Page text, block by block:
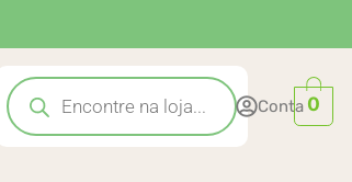
Pesquisar
produtos
Conta 0